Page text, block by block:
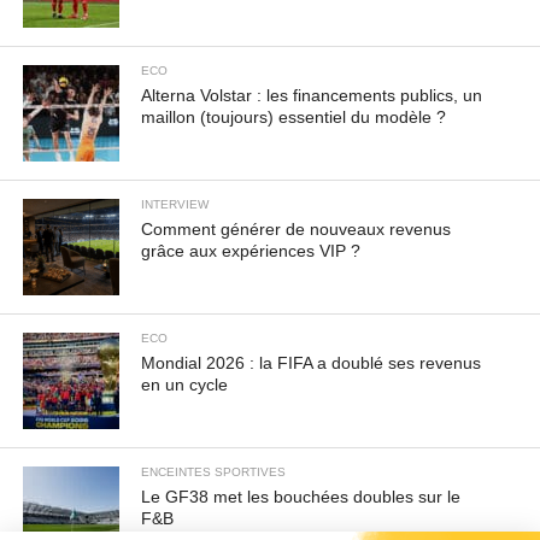
ECO
Alterna Volstar : les financements publics, un
maillon (toujours) essentiel du modèle ?
INTERVIEW
Comment générer de nouveaux revenus
grâce aux expériences VIP ?
ECO
Mondial 2026 : la FIFA a doublé ses revenus
en un cycle
ENCEINTES SPORTIVES
Le GF38 met les bouchées doubles sur le
F&B